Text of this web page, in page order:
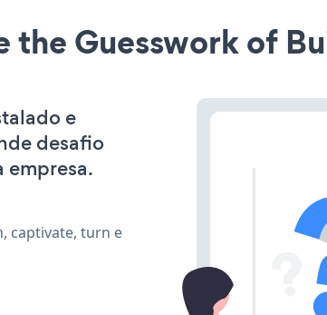
the Guesswork of
e
desafio
empresa.
captivate, turn e